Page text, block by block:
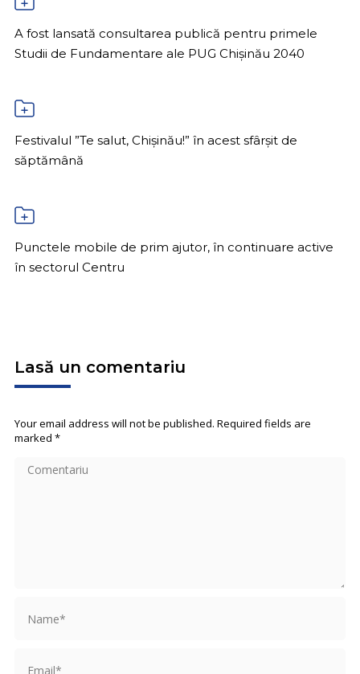
A fost lansată consultarea publică pentru primele
Studii de Fundamentare ale PUG Chișinău 2040
Festivalul ”Te salut, Chișinău!” în acest sfârșit de
săptămână
Punctele mobile de prim ajutor, în continuare active
în sectorul Centru
Lasă un comentariu
Your email address will not be published. Required fields are
marked *
Comentariu